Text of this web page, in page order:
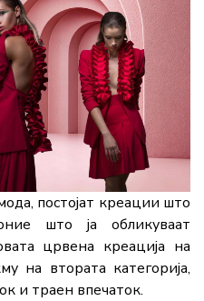
постојат креации што
што ја обликуваат
црвена креација на
на втората категорија,
и траен впечаток.